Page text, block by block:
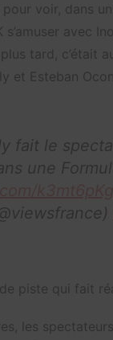
voir, dans
s’amuser avec
tard, c’était
et Esteban
fait le
une
piste qui fait
les